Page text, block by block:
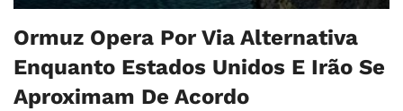
Ormuz Opera Por Via Alternativa
Enquanto Estados Unidos E Irão Se
Aproximam De Acordo